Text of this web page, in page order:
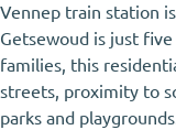
Vennep train station
Getsewoud is just
families, this
streets, proximity to
parks and